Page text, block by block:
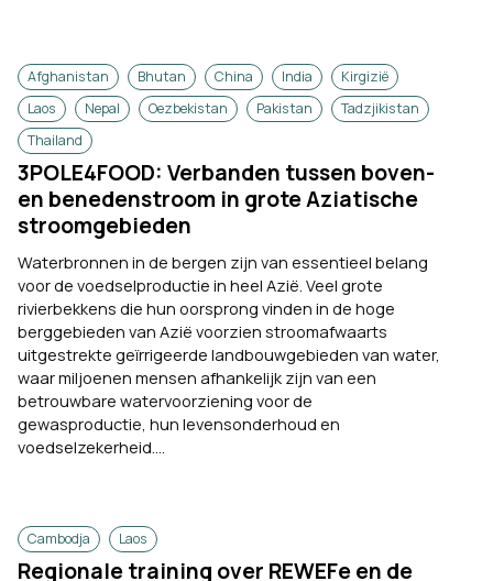
Afghanistan Bhutan China India
Kirgizië
Laos
Nepal Oezbekistan Pakistan
Tadzjikistan
Thailand
3POLE4FOOD: Verbanden tussen boven-
en benedenstroom in grote Aziatische
stroomgebieden
Waterbronnen in de bergen zijn van essentieel belang
voor de voedselproductie in heel Azië. Veel grote
rivierbekkens die hun oorsprong vinden in de hoge
berggebieden van Azië voorzien stroomafwaarts
uitgestrekte geïrrigeerde landbouwgebieden van water,
waar miljoenen mensen afhankelijk zijn van een
betrouwbare watervoorziening voor de
gewasproductie, hun levensonderhoud en
voedselzekerheid....
Cambodja Laos
Regionale training over REWEFe en de